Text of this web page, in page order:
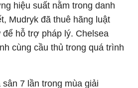
hiệu suất nằm trong danh
Mudryk đã thuê hãng luật
để hỗ trợ pháp lý. Chelsea
cùng cầu thủ trong quá trình
7 lần trong mùa giải